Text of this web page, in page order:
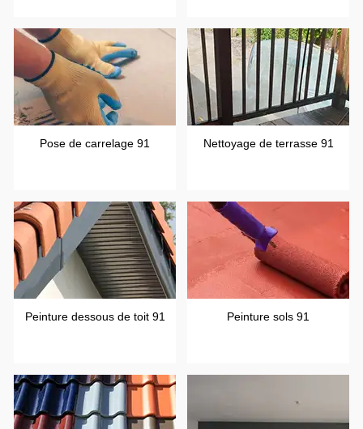
Pose de carrelage 91 Nettoyage de terrasse 91
Peinture dessous de toit 91 Peinture sols 91